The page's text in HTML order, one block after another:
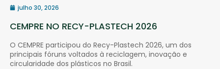
julho 30, 2026
CEMPRE NO RECY-PLASTECH 2026
O CEMPRE participou do Recy-Plastech 2026, um dos
principais fóruns voltados à reciclagem, inovação e
circularidade dos plásticos no Brasil.